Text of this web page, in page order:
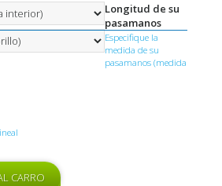
Longitud de su
pasamanos
Especifique la
medida de su
pasamanos (medida